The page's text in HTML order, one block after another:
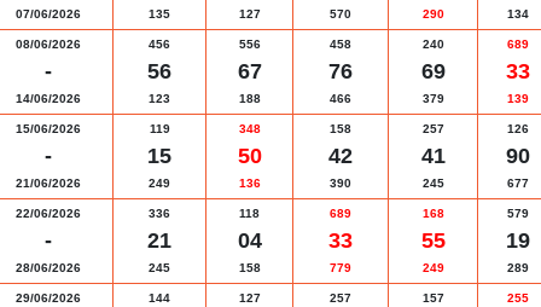
07/06/2026 135 127 570 290 134
08/06/2026
-
14/06/2026
456
56
123
556
67
188
458
76
466
240
69
379
689
33
139
15/06/2026
-
21/06/2026
119
15
249
348
50
136
158
42
390
257
41
245
126
90
677
22/06/2026
-
28/06/2026
336
21
245
118
04
158
689
33
779
168
55
249
579
19
289
29/06/2026 144 127 257 157 255